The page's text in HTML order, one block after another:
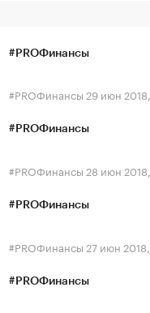
#PROФинансы
#PROФинансы 29 июн
#PROФинансы
#PROФинансы 28 июн
#PROФинансы
#PROФинансы 27 июн
#PROФинансы